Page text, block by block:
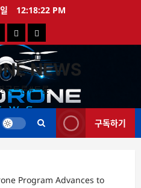
12:18:22 PM
드
영
상
드
론
특
가
NEWS
국드론#드론
구독하기
Program Advances to